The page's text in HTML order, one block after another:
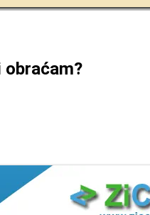
obraćam?